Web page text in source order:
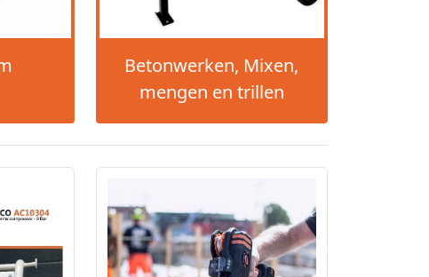
Betonwerken, Mixen,
mengen en trillen